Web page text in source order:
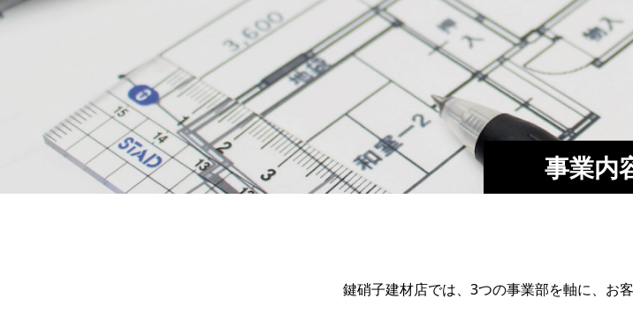
事業内
鍵硝子建材店では、3つの事業部を軸に、お